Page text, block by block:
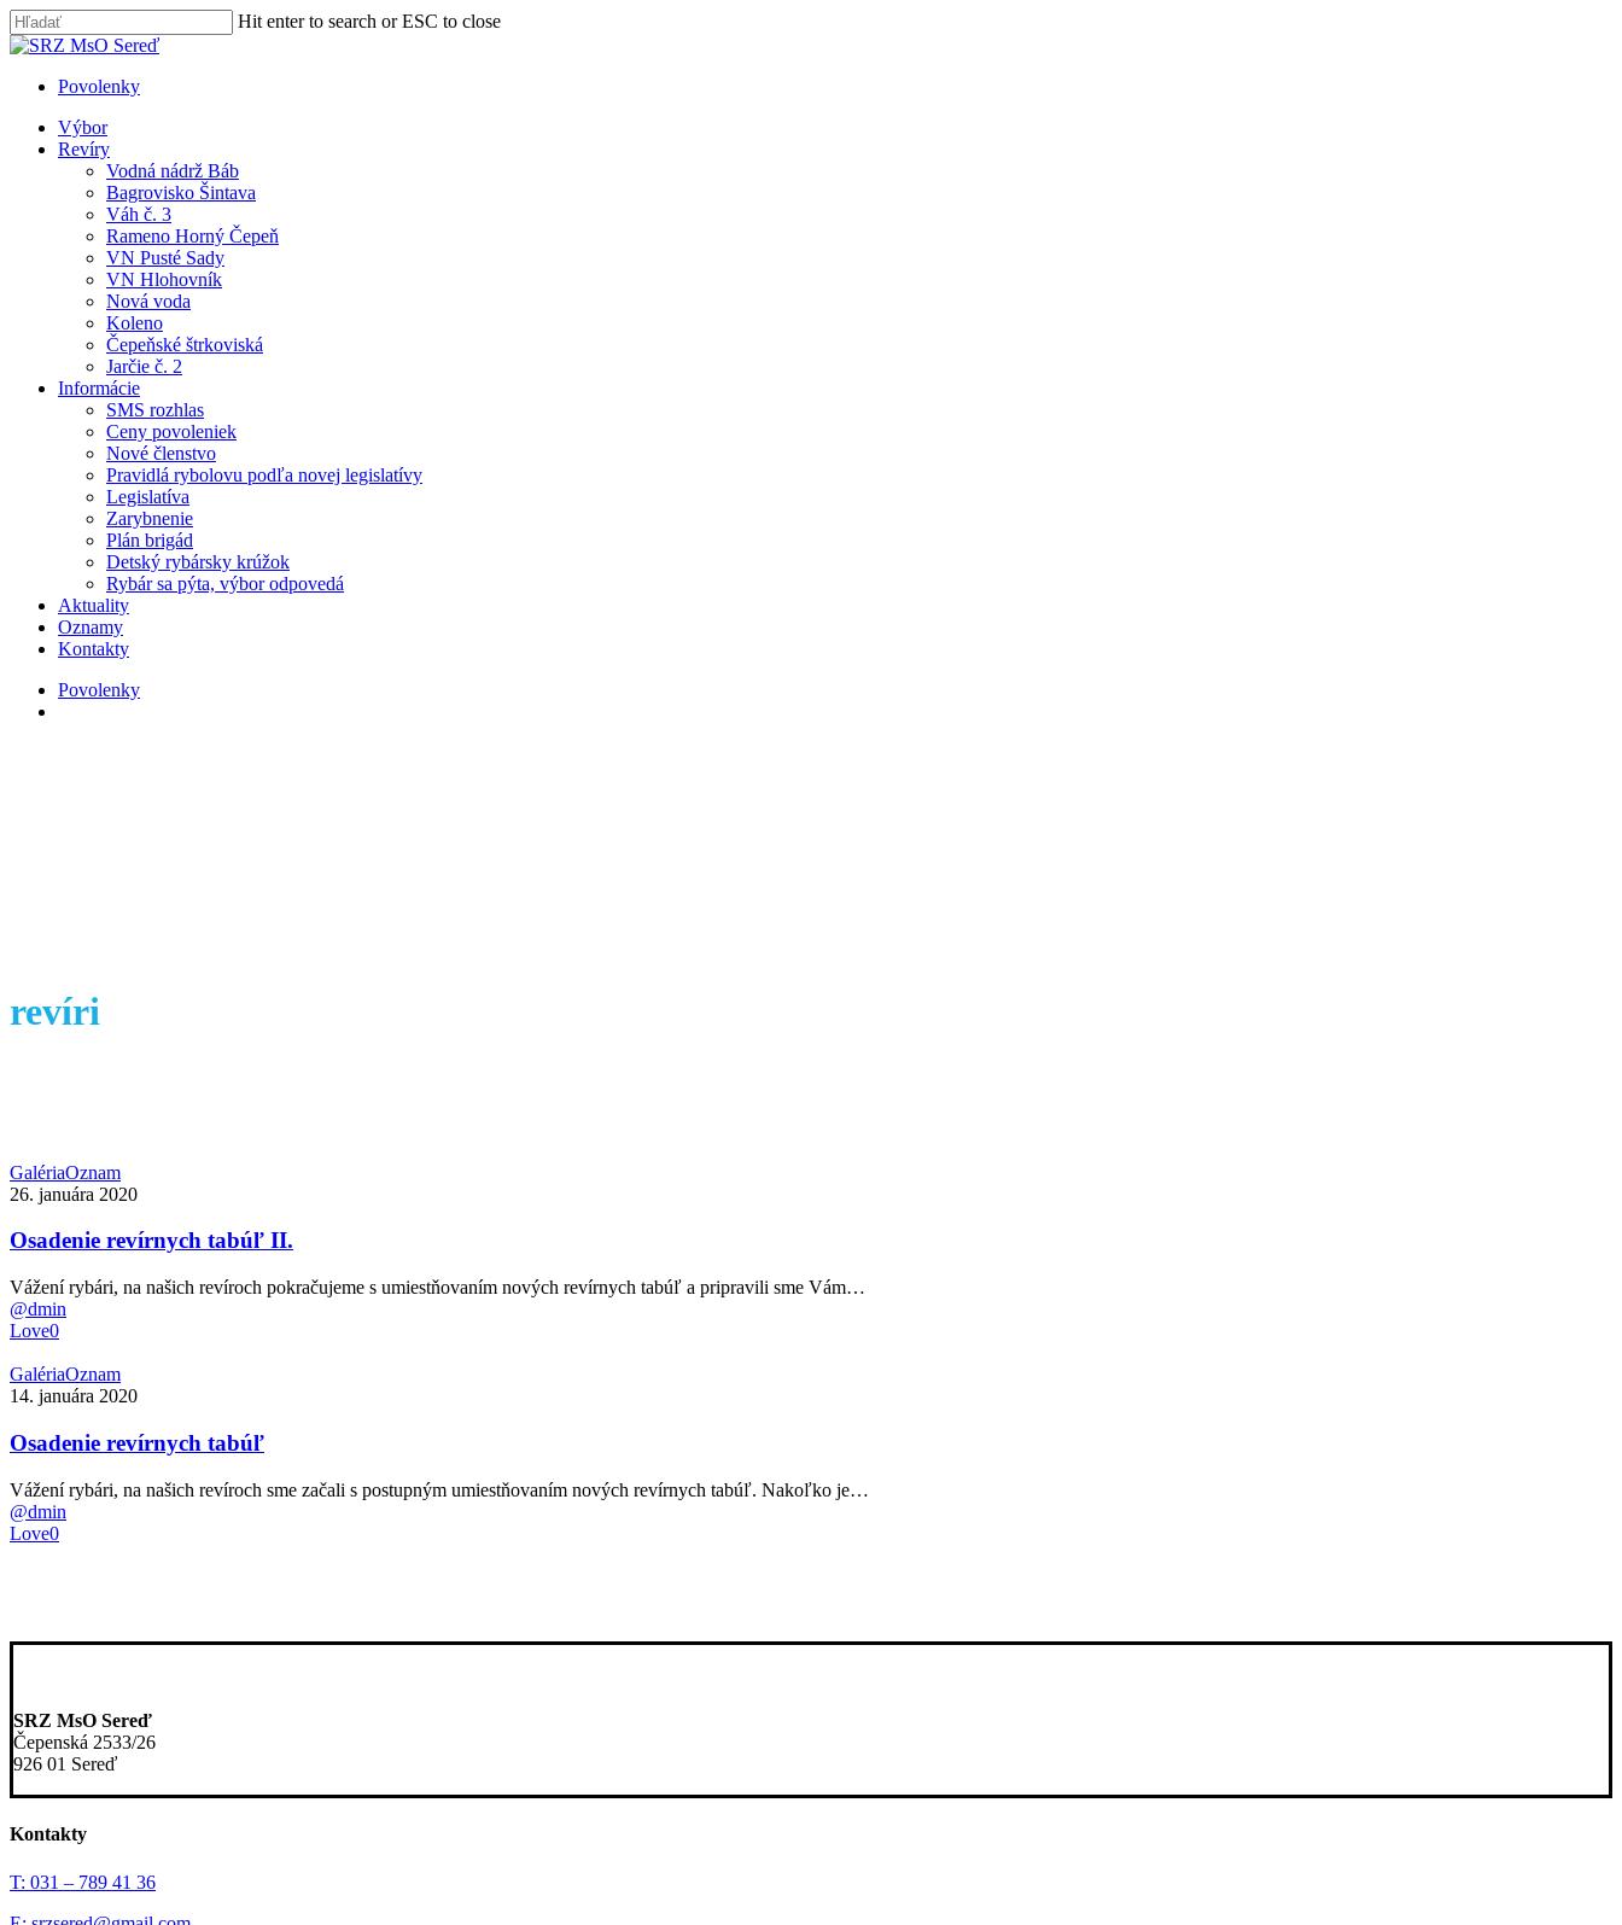
Skip
to
content
Hit enter to search or ESC to close
Close
Povolenky
search
Menu
Výbor
Revíry
Vodná nádrž Báb
Bagrovisko Šintava
Váh č. 3
Rameno Horný Čepeň
VN Pusté Sady
VN Hlohovník
Nová voda
Koleno
Čepeňské štrkoviská
Jarčie č. 2
Informácie
SMS rozhlas
Ceny povoleniek
Nové členstvo
Pravidlá rybolovu podľa novej legislatívy
Legislatíva
Zarybnenie
Plán brigád
Detský rybársky krúžok
Rybár sa pýta, výbor odpovedá
Aktuality
Oznamy
Kontakty
Povolenky
revíri
Osadenie
revírnych
II.
GalériaOznam
26. januára 2020
Osadenie revírnych tabúľ II.
Vážení rybári, na našich revíroch pokračujeme s umiestňovaním nových revírnych tabúľ a pripravili sme Vám…
@dmin
Love0
Osadenie
revírnych
GalériaOznam
14. januára 2020
Osadenie revírnych tabúľ
Vážení rybári, na našich revíroch sme začali s postupným umiestňovaním nových revírnych tabúľ. Nakoľko je…
@dmin
Love0
SRZ MsO Sereď
Čepenská 2533/26
926 01 Sereď
Kontakty
T: 031 – 789 41 36